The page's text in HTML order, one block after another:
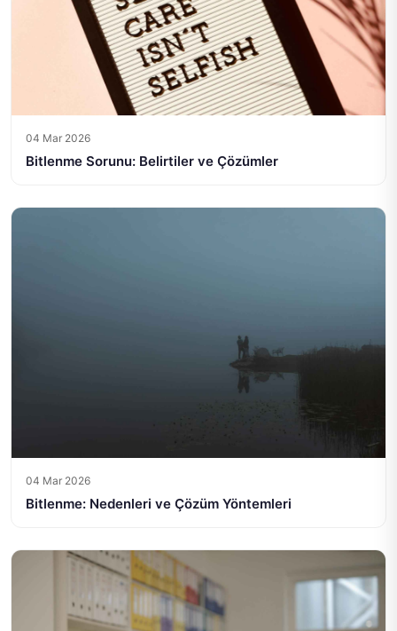
04 Mar 2026
Bitlenme Sorunu: Belirtiler ve Çözümler
04 Mar 2026
Bitlenme: Nedenleri ve Çözüm Yöntemleri